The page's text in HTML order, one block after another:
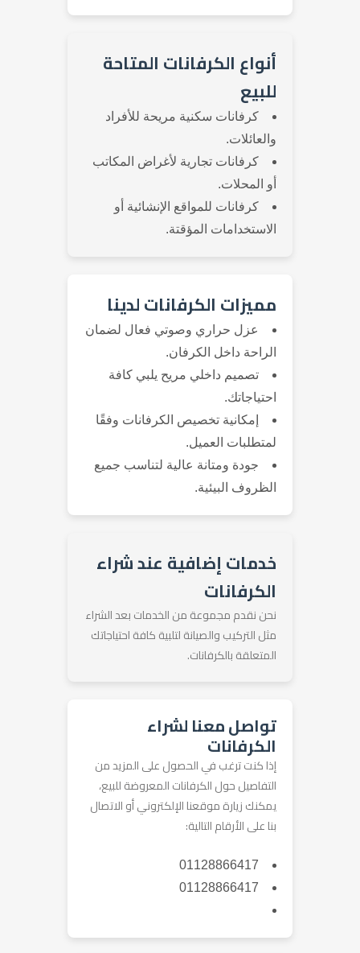
أنواع الكرفانات المتاحة
للبيع
كرفانات سكنية مريحة للأفراد
والعائلات.
كرفانات تجارية لأغراض المكاتب
أو المحلات.
كرفانات للمواقع الإنشائية أو
الاستخدامات المؤقتة.
مميزات الكرفانات لدينا
عزل حراري وصوتي فعال لضمان
الراحة داخل الكرفان.
تصميم داخلي مريح يلبي كافة
احتياجاتك.
إمكانية تخصيص الكرفانات وفقًا
لمتطلبات العميل.
جودة ومتانة عالية لتناسب جميع
الظروف البيئية.
خدمات إضافية عند شراء
الكرفانات
نحن نقدم مجموعة من الخدمات بعد الشراء
مثل التركيب والصيانة لتلبية كافة احتياجاتك
المتعلقة بالكرفانات.
تواصل معنا لشراء
الكرفانات
إذا كنت ترغب في الحصول على المزيد من
التفاصيل حول الكرفانات المعروضة للبيع،
يمكنك زيارة موقعنا الإلكتروني أو الاتصال
بنا على الأرقام التالية:
01128866417
01128866417